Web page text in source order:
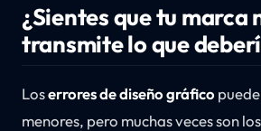
¿Sientes que tu marca
transmite lo que
Loserrores de diseño gráfico
menores, pero muchas veces son